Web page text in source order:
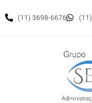
(11) 3698-6676